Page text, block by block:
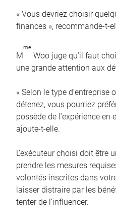
« Vous devriez choisir
finances », recommande-t-
M
me
Woo juge qu’il faut
une grande attention aux
« Selon le type d’entreprise
détenez, vous pourriez
possède de l’expérience en
ajoute-t-elle.
L’exécuteur choisi doit être
prendre les mesures
volontés inscrites dans
laisser distraire par les
tenter de l’influencer.